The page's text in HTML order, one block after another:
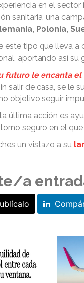
en el
sanitaria, una
Polonia,
este tipo que lleva
aportando así su
futuro le encanta el
salir de casa, se le
objetivo seguir
última acción es
seguro en el
un vistazo a su
a